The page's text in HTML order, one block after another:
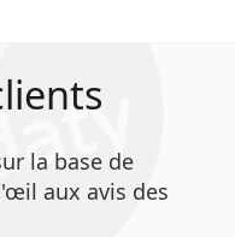
la base de
aux avis des